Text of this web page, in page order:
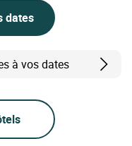
dates
à vos dates